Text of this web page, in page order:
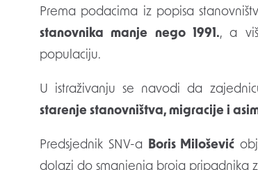
Prema podacima iz popisa
stanovnika manje nego 1991., a
populaciju.
U istraživanju se navodi da
starenje stanovništva, migracije i
Predsjednik SNV-a Boris Milošević
dolazi do smanjenja broja pripadnika